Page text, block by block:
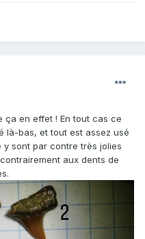
ça en effet ! En tout cas ce
là-bas, et tout est assez usé
y sont par contre très jolies
aux dents de